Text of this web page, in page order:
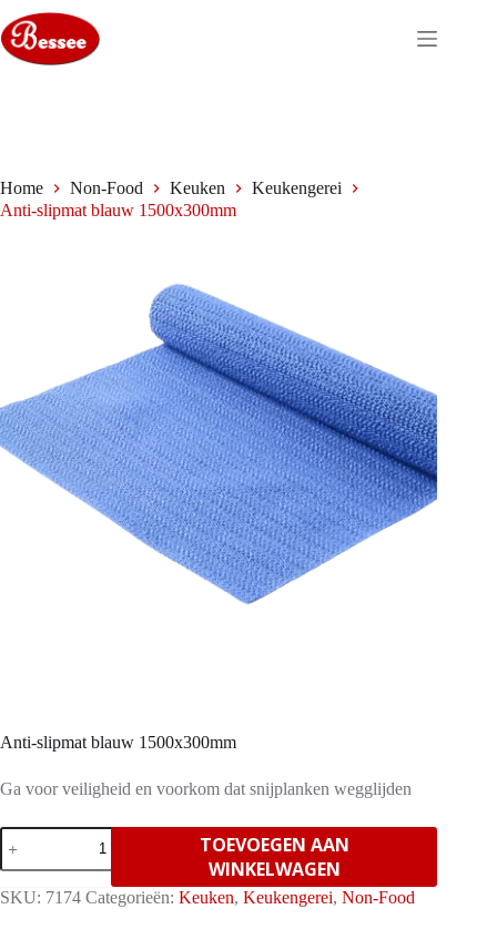
naar
de
inhoud
Home Non-Food Keuken
Keukengerei
Anti-slipmat blauw 1500x300mm
Anti-slipmat blauw 1500x300mm
Ga voor veiligheid en voorkom dat snijplanken wegglijden
Anti-
slipmat
blauw
1500x300mm
TOEVOEGEN AAN
WINKELWAGEN
SKU: 7174 Categorieën: Keuken, Keukengerei, Non-Food